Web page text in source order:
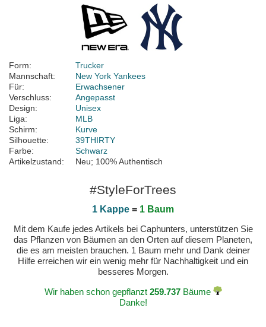
Form:
Trucker
Mannschaft:
New York Yankees
Für:
Erwachsener
Verschluss:
Angepasst
Design:
Unisex
Liga:
MLB
Schirm:
Kurve
Silhouette:
39THIRTY
Farbe:
Schwarz
Artikelzustand:
Neu; 100% Authentisch
#StyleForTrees
1 Kappe = 1 Baum
Mit dem Kaufe jedes Artikels bei Caphunters, unterstützen Sie
das Pflanzen von Bäumen an den Orten auf diesem Planeten,
die es am meisten brauchen. 1 Baum mehr und Dank deiner
Hilfe erreichen wir ein wenig mehr für Nachhaltigkeit und ein
besseres Morgen.
Wir haben schon gepflanzt 259.737Bäume
Danke!